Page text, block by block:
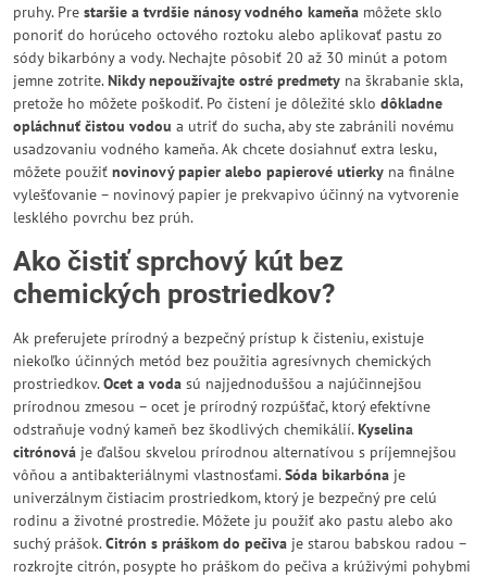
pruhy. Pre staršie a tvrdšie nánosy vodného kameňa môžete sklo
ponoriť do horúceho octového roztoku alebo aplikovať pastu zo
sódy bikarbóny a vody. Nechajte pôsobiť 20 až 30 minút a potom
jemne zotrite.Nikdy nepoužívajte ostré predmety na škrabanie skla,
pretože ho môžete poškodiť. Po čistení je dôležité sklo dôkladne
opláchnuť čistou vodou a utriť do sucha, aby ste zabránili novému
usadzovaniu vodného kameňa. Ak chcete dosiahnuť extra lesku,
môžete použiť novinový papier alebo papierové utierky na finálne
vylešťovanie – novinový papier je prekvapivo účinný na vytvorenie
lesklého povrchu bez prúh.
Ako čistiť sprchový kút bez
chemických prostriedkov?
Ak preferujete prírodný a bezpečný prístup k čisteniu, existuje
niekoľko účinných metód bez použitia agresívnych chemických
prostriedkov.Ocet a voda sú najjednoduššou a najúčinnejšou
prírodnou zmesou – ocet je prírodný rozpúšťač, ktorý efektívne
odstraňuje vodný kameň bez škodlivých chemikálií.Kyselina
citrónová je ďalšou skvelou prírodnou alternatívou s príjemnejšou
vôňou a antibakteriálnymi vlastnosťami.Sóda bikarbóna je
univerzálnym čistiacim prostriedkom, ktorý je bezpečný pre celú
rodinu a životné prostredie. Môžete ju použiť ako pastu alebo ako
suchý prášok.Citrón s práškom do pečiva je starou babskou radou –
rozkrojte citrón, posypte ho práškom do pečiva a krúživými pohybmi